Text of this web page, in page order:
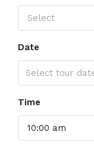
Select
Date
Time
10:00 am